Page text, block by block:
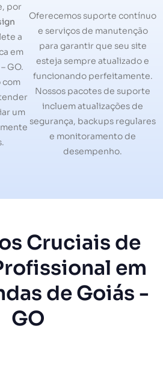
por
a
em
GO.
com
um
Oferecemos suporte contínuo
e serviços de manutenção
para garantir que seu site
esteja sempre atualizado e
funcionando perfeitamente.
Nossos pacotes de suporte
incluem atualizações de
segurança, backups regulares
e monitoramento de
desempenho.
Cruciais de
em
de Goiás -
GO